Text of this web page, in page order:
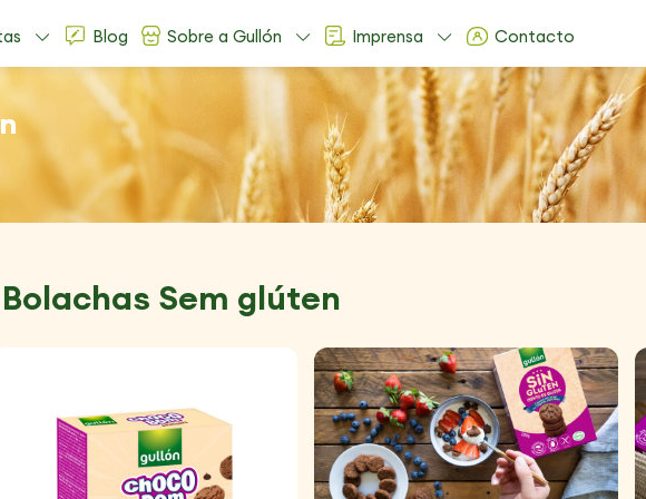
Blog Sobre a Gullón Imprensa Contacto
Sem glúten